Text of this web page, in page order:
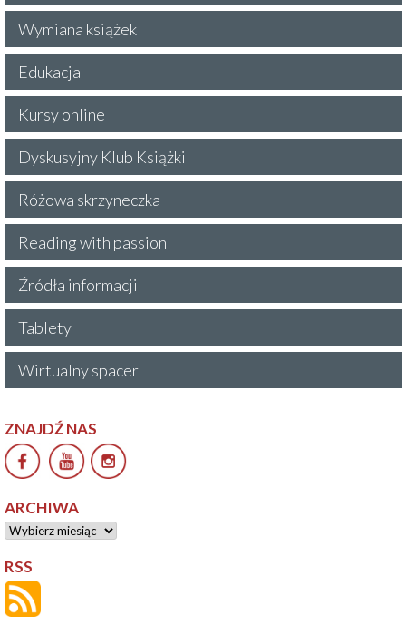
Wymiana książek
Edukacja
Kursy online
Dyskusyjny Klub Książki
Różowa skrzyneczka
Reading with passion
Źródła informacji
Tablety
Wirtualny spacer
ZNAJDŹ NAS
ARCHIWA
Archiwa
RSS